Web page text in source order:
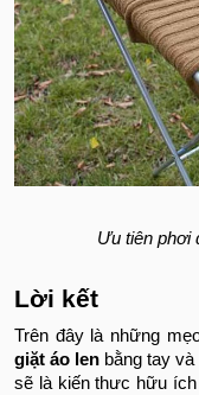
Ưu tiên phơi
Lời kết
Trên đây là những
giặt áo len bằng tay
sẽ là kiến thưc hữu